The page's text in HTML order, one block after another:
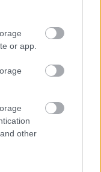
or app.
other
valódi ajánlat -